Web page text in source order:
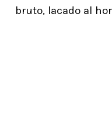
bruto, lacado al